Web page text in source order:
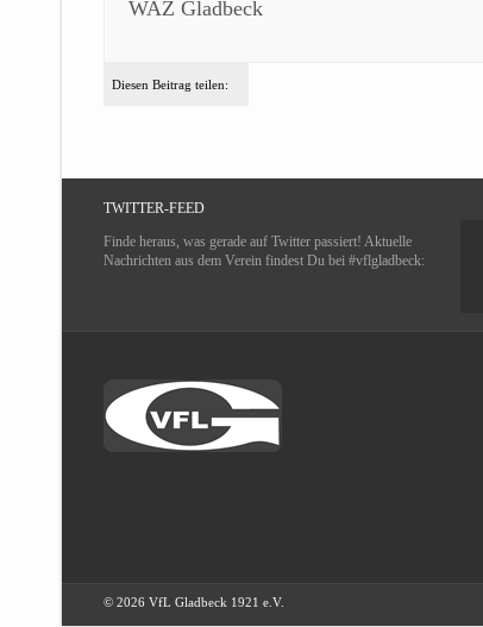
WAZ Gladbeck
Diesen Beitrag teilen:
TWITTER-FEED
Finde heraus, was gerade auf Twitter passiert! Aktuelle
Nachrichten aus dem Verein findest Du bei #vflgladbeck:
© 2026 VfL Gladbeck 1921 e.V.